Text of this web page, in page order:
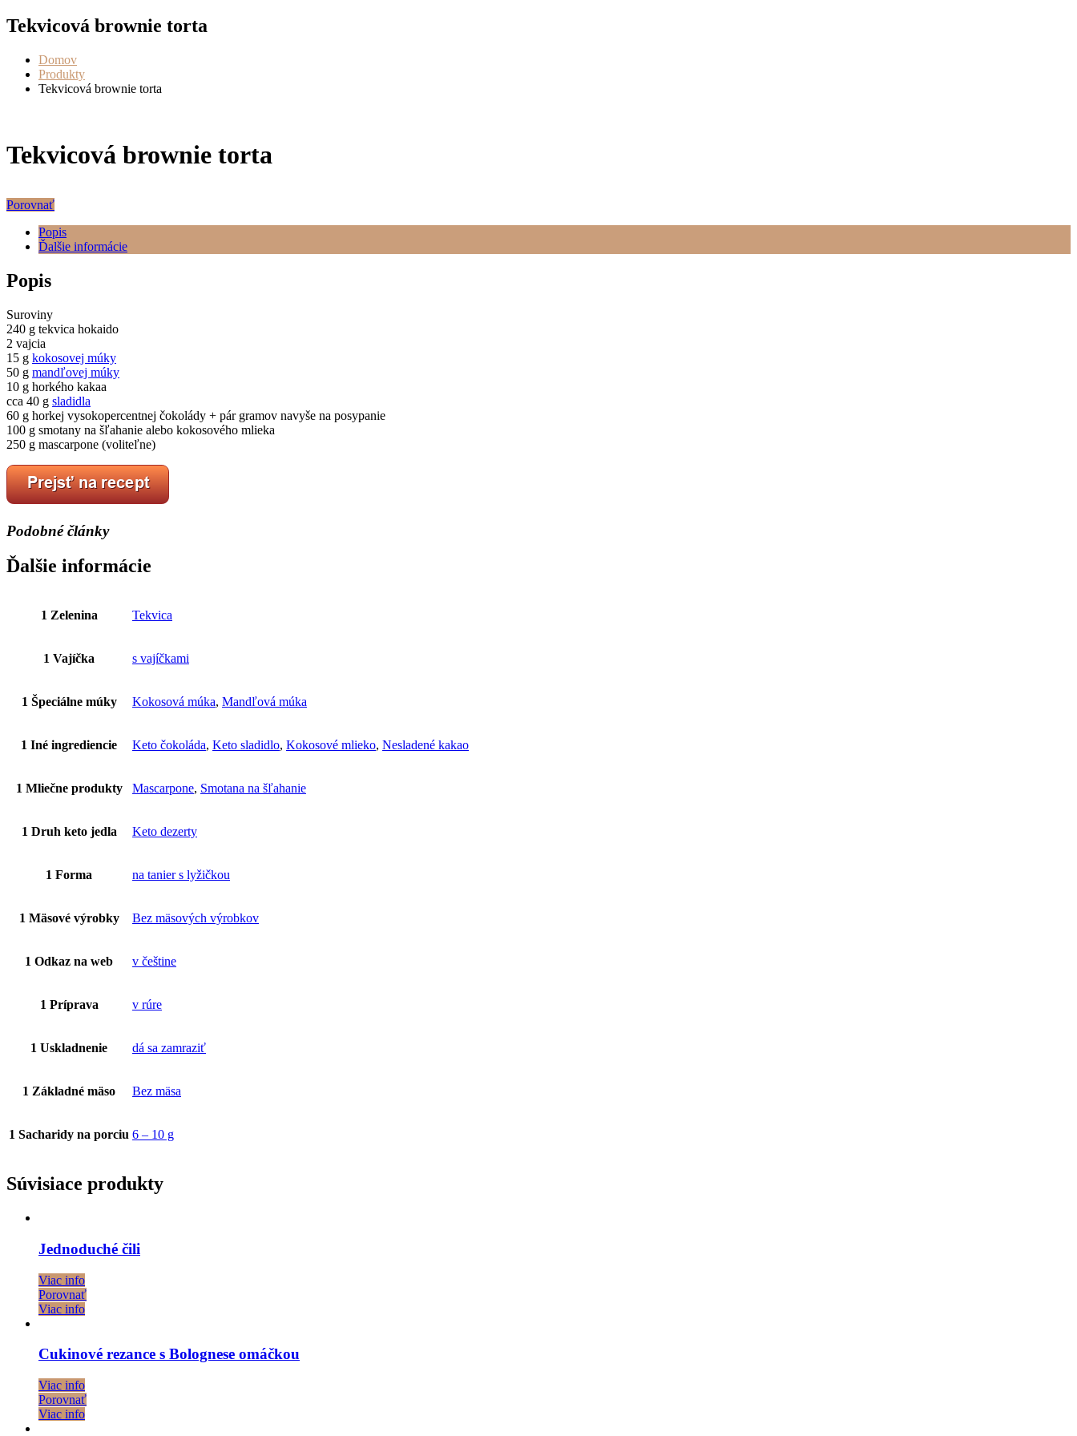
Tekvicová brownie torta
Domov
Produkty
Tekvicová brownie torta
Tekvicová brownie torta
Porovnať
Popis
Ďalšie informácie
Popis
Suroviny
240 g tekvica hokaido
2 vajcia
15 g kokosovej múky
50 g mandľovej múky
10 g horkého kakaa
cca 40 g sladidla
60 g horkej vysokopercentnej čokolády + pár gramov navyše na posypanie
100 g smotany na šľahanie alebo kokosového mlieka
250 g mascarpone (voliteľne)
Podobné články
Ďalšie informácie
1 Zelenina Tekvica
1 Vajíčka s vajíčkami
1 Špeciálne múky Kokosová múka, Mandľová múka
1 Iné ingrediencie Keto čokoláda, Keto sladidlo, Kokosové mlieko, Nesladené kakao
1 Mliečne produkty Mascarpone, Smotana na šľahanie
1 Druh keto jedla Keto dezerty
1 Forma na tanier s lyžičkou
1 Mäsové výrobky Bez mäsových výrobkov
1 Odkaz na web v češtine
1 Príprava v rúre
1 Uskladnenie dá sa zamraziť
1 Základné mäso Bez mäsa
1 Sacharidy na porciu 6 – 10 g
Súvisiace produkty
Jednoduché čili
Viac info
Porovnať
Viac info
Cukinové rezance s Bolognese omáčkou
Viac info
Porovnať
Viac info